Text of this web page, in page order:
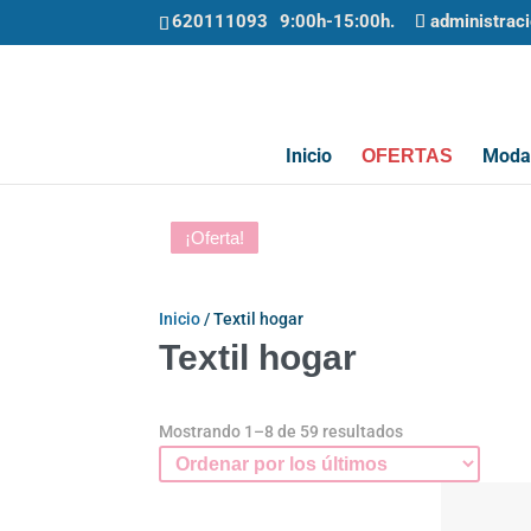
620111093
Inicio OFERTAS
Inicio/ Textil hogar
Textil hogar
Mostrando 1–8 de 59 resultadosOrdenado
los
¡Oferta!
¡Oferta!
¡Oferta!
¡Oferta!
¡Oferta!
¡Oferta!
¡Oferta!
¡Oferta!